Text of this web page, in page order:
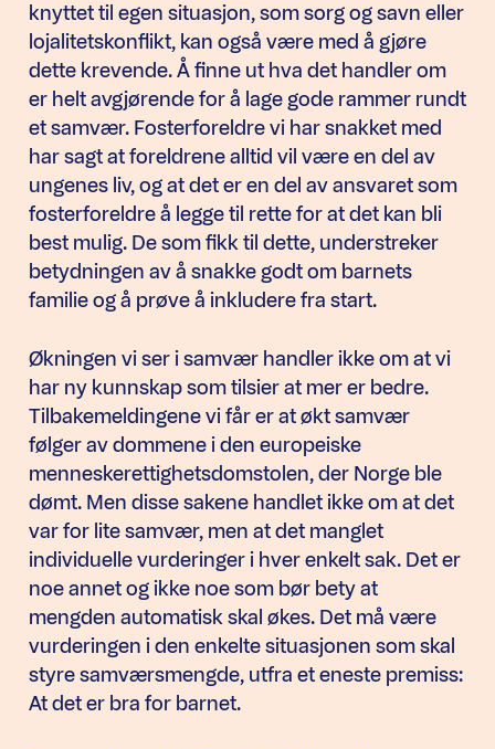
knyttet til egen situasjon, som sorg og savn eller
lojalitetskonflikt, kan også være med å gjøre
dette krevende. Å finne ut hva det handler om
er helt avgjørende for å lage gode rammer rundt
et samvær. Fosterforeldre vi har snakket med
har sagt at foreldrene alltid vil være en del av
ungenes liv, og at det er en del av ansvaret som
fosterforeldre å legge til rette for at det kan bli
best mulig. De som fikk til dette, understreker
betydningen av å snakke godt om barnets
familie og å prøve å inkludere fra start.
Økningen vi ser i samvær handler ikke om at vi
har ny kunnskap som tilsier at mer er bedre.
Tilbakemeldingene vi får er at økt samvær
følger av dommene i den europeiske
menneskerettighetsdomstolen, der Norge ble
dømt. Men disse sakene handlet ikke om at det
var for lite samvær, men at det manglet
individuelle vurderinger i hver enkelt sak. Det er
noe annet og ikke noe som bør bety at
mengden automatisk skal økes. Det må være
vurderingen i den enkelte situasjonen som skal
styre samværsmengde, utfra et eneste premiss:
At det er bra for barnet.